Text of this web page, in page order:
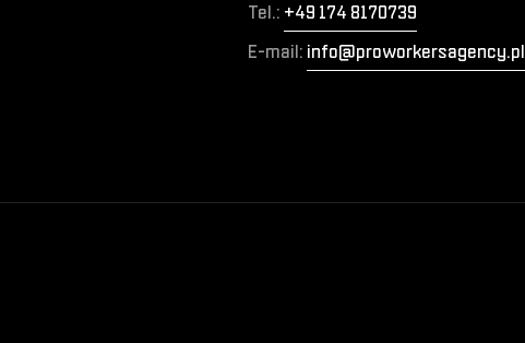
Tel.: +49 174 8170739
E-mail: info@proworkersagency.pl